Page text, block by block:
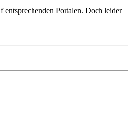
Portalen. Doch leider